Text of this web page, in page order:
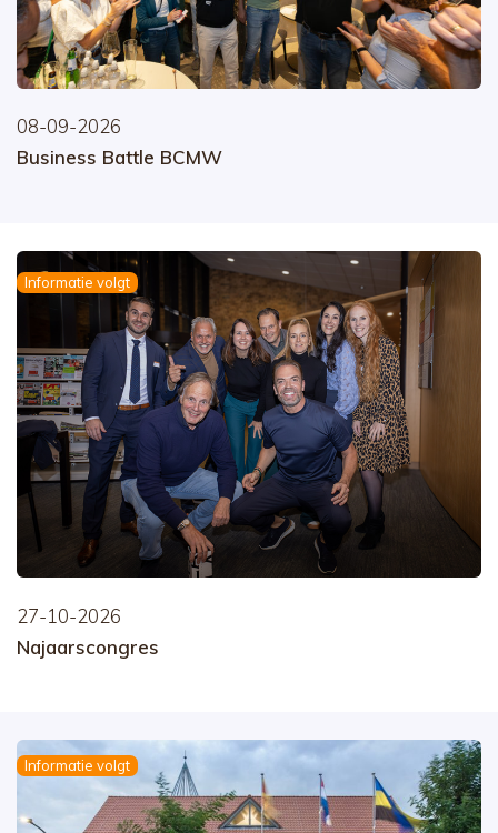
08-09-2026
Business Battle BCMW
Informatie volgt
27-10-2026
Najaarscongres
Informatie volgt